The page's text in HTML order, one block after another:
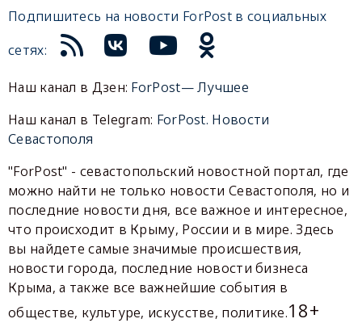
Подпишитесь на новости ForPost в социальных
сетях:
Наш канал в Дзен: ForPost— Лучшее
Наш канал в Telegram: ForPost. Новости
Севастополя
"ForPost" - севастопольский новостной портал, где
можно найти не только новости Севастополя, но и
последние новости дня, все важное и интересное,
что происходит в Крыму, России и в мире. Здесь
вы найдете самые значимые происшествия,
новости города, последние новости бизнеса
Крыма, а также все важнейшие события в
обществе, культуре, искусстве, политике.18+